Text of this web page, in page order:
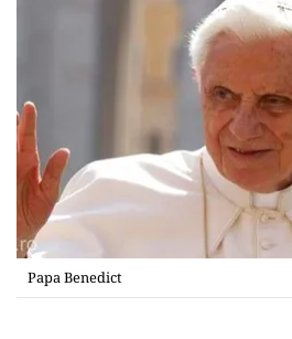
Papa Benedict